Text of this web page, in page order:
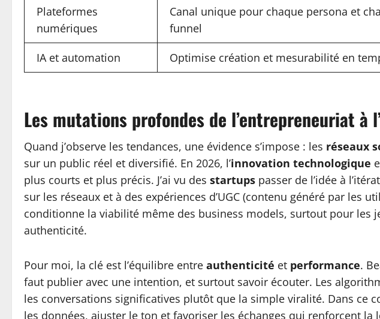
Plateformes
numériques
Canal unique pour chaque persona et
funnel
IA et automation Optimise création et mesurabilité en
Les mutations profondes de l’entrepreneuriat à
Quand j’observe les tendances, une évidence s’impose : les réseaux
sur un public réel et diversifié. En 2026, l’innovation technologique
plus courts et plus précis. J’ai vu des startups passer de l’idée à
sur les réseaux et à des expériences d’UGC (contenu généré par les
conditionne la viabilité même des business models, surtout pour
authenticité.
Pour moi, la clé est l’équilibre entre authenticité et performance.
faut publier avec une intention, et surtout savoir écouter. Les
les conversations significatives plutôt que la simple viralité. Dans ce
les données, ajuster le ton et favoriser les échanges qui renforcent